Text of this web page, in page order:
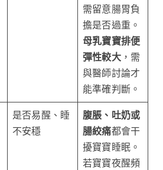
需留意腸胃負
擔是否過重。
母乳寶寶排便
彈性較大，需
與醫師討論才
能準確判斷。
是否易醒、睡
不安穩
腹脹、吐奶或
腸絞痛都會干
擾寶寶睡眠。
若寶寶夜醒頻